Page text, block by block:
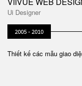
Ui Designer
2005 - 2010
Thiết kế các mẫu giao